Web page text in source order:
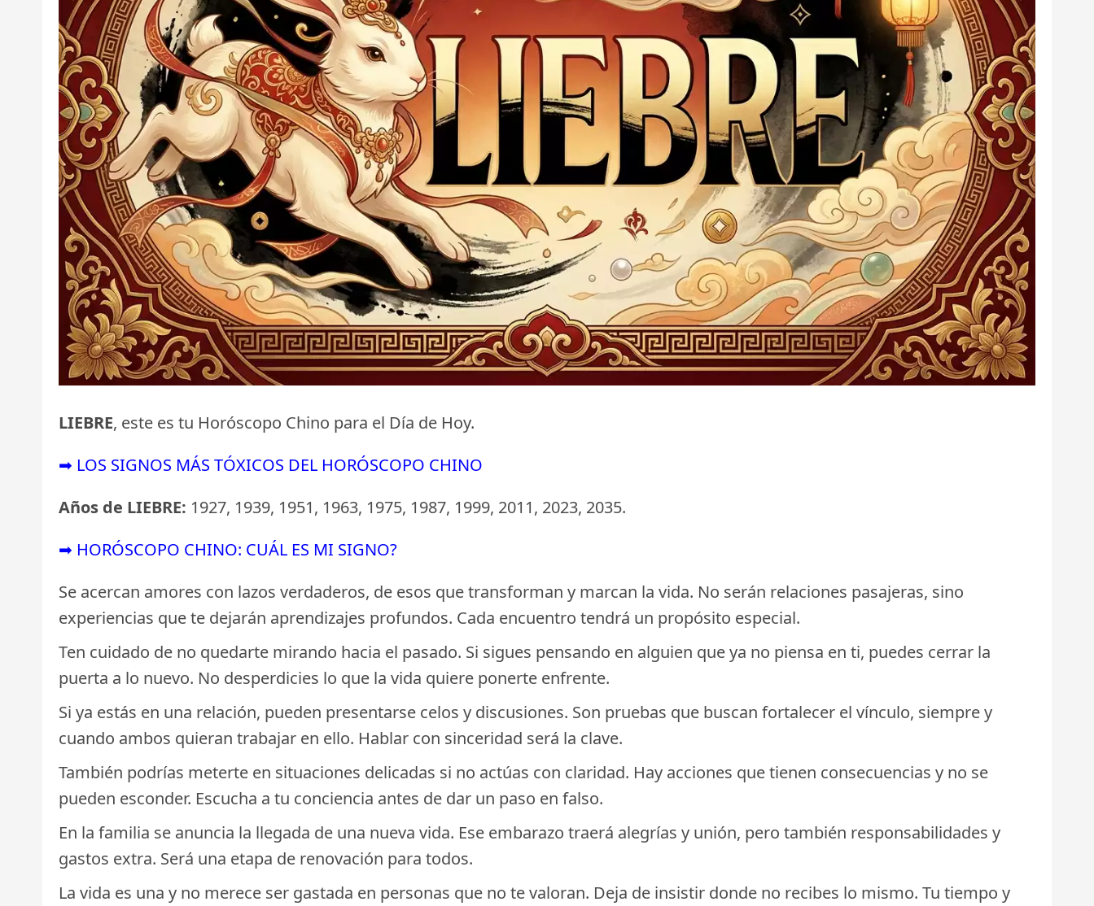
LIEBRE, este es tu Horóscopo Chino para el Día de Hoy.
➡ LOS SIGNOS MÁS TÓXICOS DEL HORÓSCOPO CHINO
Años de LIEBRE: 1927, 1939, 1951, 1963, 1975, 1987, 1999, 2011, 2023, 2035.
➡ HORÓSCOPO CHINO: CUÁL ES MI SIGNO?
Se acercan amores con lazos verdaderos, de esos que transforman y marcan la vida. No serán relaciones pasajeras, sino
experiencias que te dejarán aprendizajes profundos. Cada encuentro tendrá un propósito especial.
Ten cuidado de no quedarte mirando hacia el pasado. Si sigues pensando en alguien que ya no piensa en ti, puedes cerrar la
puerta a lo nuevo. No desperdicies lo que la vida quiere ponerte enfrente.
Si ya estás en una relación, pueden presentarse celos y discusiones. Son pruebas que buscan fortalecer el vínculo, siempre y
cuando ambos quieran trabajar en ello. Hablar con sinceridad será la clave.
También podrías meterte en situaciones delicadas si no actúas con claridad. Hay acciones que tienen consecuencias y no se
pueden esconder. Escucha a tu conciencia antes de dar un paso en falso.
En la familia se anuncia la llegada de una nueva vida. Ese embarazo traerá alegrías y unión, pero también responsabilidades y
gastos extra. Será una etapa de renovación para todos.
La vida es una y no merece ser gastada en personas que no te valoran. Deja de insistir donde no recibes lo mismo. Tu tiempo y